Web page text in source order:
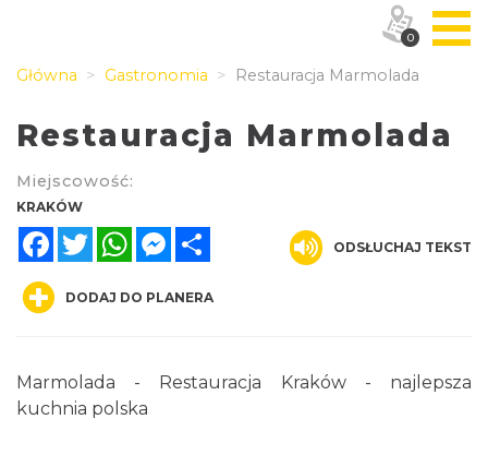
Główna Gastronomia Restauracja Marmolada
Restauracja Marmolada
Miejscowość:
KRAKÓW
FacebookTwitterWhatsAppMessenger
ODSŁUCHAJ TEKST
DODAJ DO PLANERA
Marmolada - Restauracja Kraków - najlepsza
kuchnia polska
0